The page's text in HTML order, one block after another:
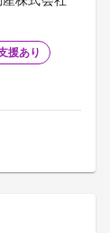
援あり